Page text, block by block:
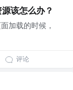
该怎么办？
加载的时候，
评论